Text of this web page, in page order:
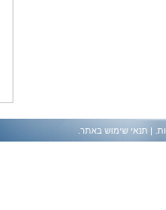
. | תנאי שימוש באתר